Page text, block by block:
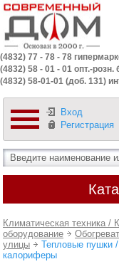
(4832) 77 - 78 - 78
(4832) 58 - 01 - 01 опт.-розн.
(4832) 58-01-01 (доб. 131)
Вход
Регистрация
Климатическая техника /
оборудование
улицы
Тепловые пушки
калориферы